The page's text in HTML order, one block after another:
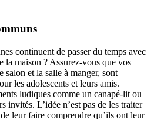
continuent de passer du temps avec
la maison ? Assurez-vous que vos
salon et la salle à manger, sont
les adolescents et leurs amis.
ludiques comme un canapé-lit ou
invités. L’idée n’est pas de les traiter
leur faire comprendre qu’ils ont leur